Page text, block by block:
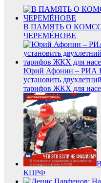
В ПАМЯТЬ О
ЧЕРЕМЁНОВЕ
Юрий Афонин – РИА
установить
тарифов ЖКХ для
КПРФ